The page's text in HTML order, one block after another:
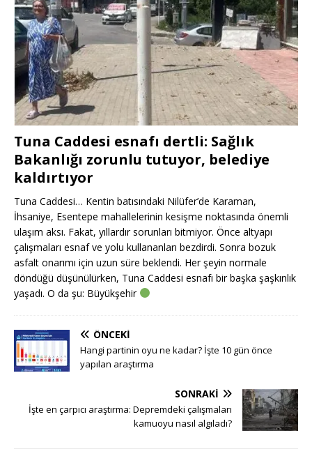
Tuna Caddesi esnafı dertli: Sağlık
Bakanlığı zorunlu tutuyor, belediye
kaldırtıyor
Tuna Caddesi… Kentin batısındaki Nilüfer’de Karaman,
İhsaniye, Esentepe mahallelerinin kesişme noktasında önemli
ulaşım aksı. Fakat, yıllardır sorunları bitmiyor. Önce altyapı
çalışmaları esnaf ve yolu kullananları bezdirdi. Sonra bozuk
asfalt onarımı için uzun süre beklendi. Her şeyin normale
döndüğü düşünülürken, Tuna Caddesi esnafı bir başka şaşkınlık
yaşadı. O da şu: Büyükşehir
ÖNCEKI
Hangi partinin oyu ne kadar? İşte 10 gün önce
yapılan araştırma
SONRAKI
İşte en çarpıcı araştırma: Depremdeki çalışmaları
kamuoyu nasıl algıladı?